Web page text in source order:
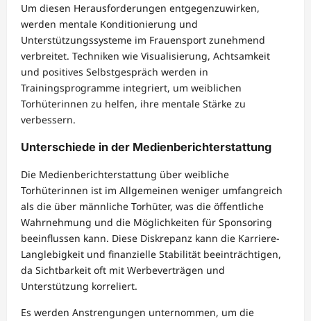
Um diesen Herausforderungen entgegenzuwirken,
werden mentale Konditionierung und
Unterstützungssysteme im Frauensport zunehmend
verbreitet. Techniken wie Visualisierung, Achtsamkeit
und positives Selbstgespräch werden in
Trainingsprogramme integriert, um weiblichen
Torhüterinnen zu helfen, ihre mentale Stärke zu
verbessern.
Unterschiede in der Medienberichterstattung
Die Medienberichterstattung über weibliche
Torhüterinnen ist im Allgemeinen weniger umfangreich
als die über männliche Torhüter, was die öffentliche
Wahrnehmung und die Möglichkeiten für Sponsoring
beeinflussen kann. Diese Diskrepanz kann die Karriere-
Langlebigkeit und finanzielle Stabilität beeinträchtigen,
da Sichtbarkeit oft mit Werbeverträgen und
Unterstützung korreliert.
Es werden Anstrengungen unternommen, um die